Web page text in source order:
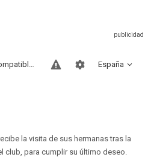
España
Sitios compatibles
la visita de sus hermanas tras la
club, para cumplir su último deseo.